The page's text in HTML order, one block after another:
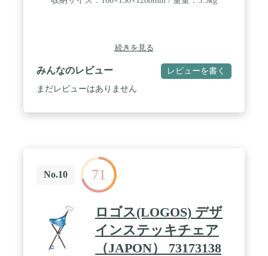
続きを見る
みんなのレビュー レビューを書く
まだレビューはありません
No.10 71
ロゴス(LOGOS) デザ
インステッキチェア
（JAPON） 73173138